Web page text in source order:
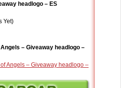
headlogo – ES
Yet)
– Giveaway headlogo –